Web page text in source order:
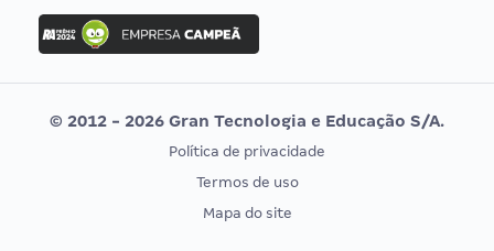
Concurso Ibama
Concurso MPU
Editais publicados
Vunesp
CONCURSOS POR PROFISSÃO
EXAME DE ORDEM
© 2012 - 2026 Gran Tecnologia e Educação S/A.
Política de privacidade
Termos de uso
Mapa do site